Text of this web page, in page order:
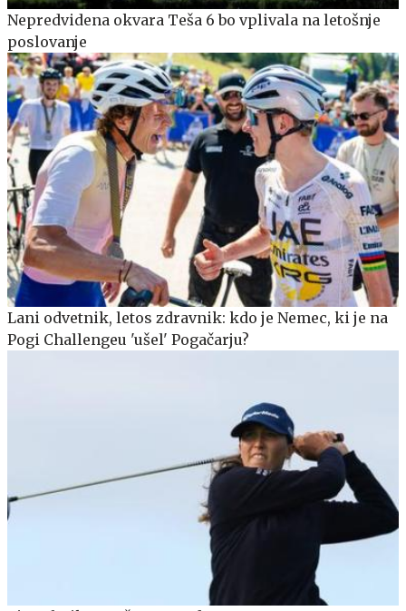
Nepredvidena okvara Teša 6 bo vplivala na letošnje
poslovanje
Lani odvetnik, letos zdravnik: kdo je Nemec, ki je na
Pogi Challengeu 'ušel' Pogačarju?